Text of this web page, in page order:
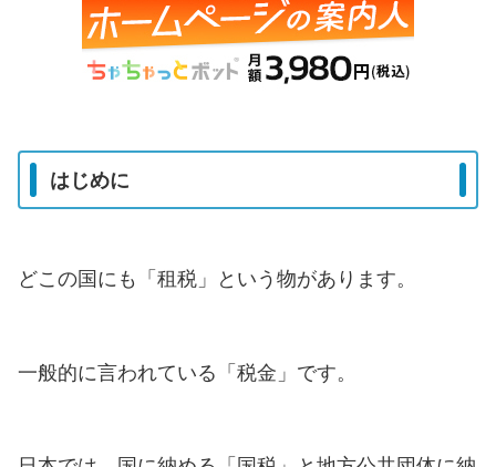
はじめに
どこの国にも「租税」という物があります。
一般的に言われている「税金」です。